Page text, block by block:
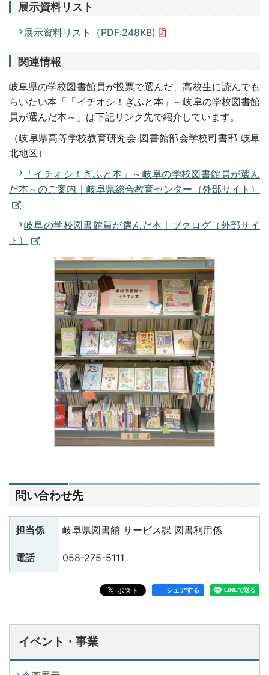
展示資料リスト
展示資料リスト（PDF:248KB)
関連情報
岐阜県の学校図書館員が投票で選んだ、高校生に読んでも
らいたい本「「イチオシ！ぎふと本」～岐阜の学校図書館
員が選んだ本～」は下記リンク先で紹介しています。
（岐阜県高等学校教育研究会 図書館部会学校司書部 岐阜
北地区）
「イチオシ！ぎふと本」～岐阜の学校図書館員が選ん
だ本～のご案内｜岐阜県総合教育センター（外部サイト）
岐阜の学校図書館員が選んだ本｜ブクログ（外部サイ
ト）
問い合わせ先
担当係 岐阜県図書館 サービス課 図書利用係
電話 058-275-5111
シェアする
イベント・事業